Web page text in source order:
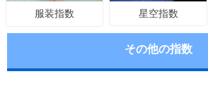
服装指数 星空指数
その他の指数